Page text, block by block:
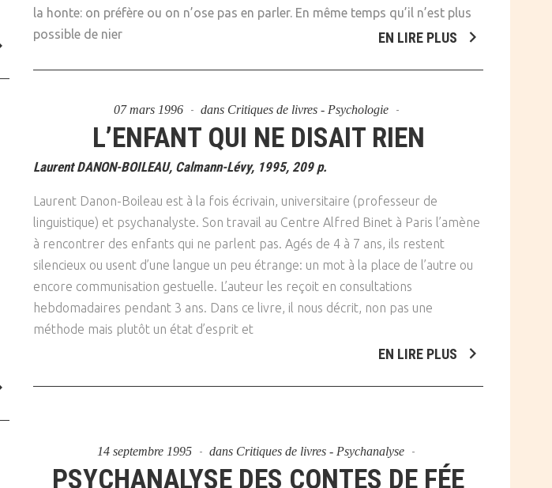
la honte: on préfère ou on n’ose pas en parler. En même temps qu’il n’est plus
possible de nier
EN LIRE PLUS
07 mars 1996 dans Critiques de livres - Psychologie
L’ENFANT QUI NE DISAIT RIEN
Laurent DANON-BOILEAU, Calmann-Lévy, 1995, 209 p.
Laurent Danon-Boileau est à la fois écrivain, universitaire (professeur de
linguistique) et psychanalyste. Son travail au Centre Alfred Binet à Paris l’amène
à rencontrer des enfants qui ne parlent pas. Agés de 4 à 7 ans, ils restent
silencieux ou usent d’une langue un peu étrange: un mot à la place de l’autre ou
encore communisation gestuelle. L’auteur les reçoit en consultations
hebdomadaires pendant 3 ans. Dans ce livre, il nous décrit, non pas une
méthode mais plutôt un état d’esprit et
EN LIRE PLUS
14 septembre 1995 dans Critiques de livres - Psychanalyse
PSYCHANALYSE DES CONTES DE FÉE